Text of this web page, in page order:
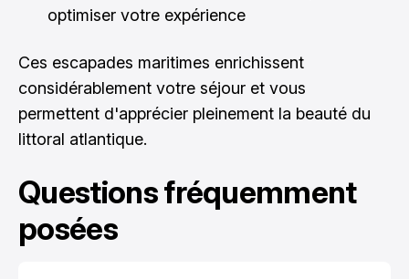
optimiser votre expérience
Ces escapades maritimes enrichissent
considérablement votre séjour et vous
permettent d'apprécier pleinement la beauté du
littoral atlantique.
Questions fréquemment
posées